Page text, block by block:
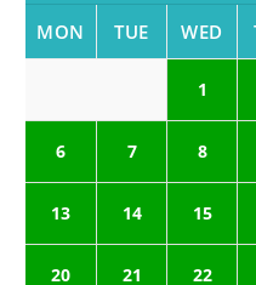
MON TUE WED
1
6 7 8
13 14 15
20 21 22